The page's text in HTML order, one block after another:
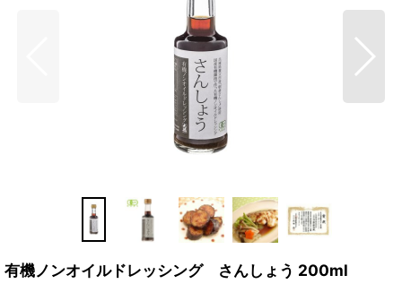
有機ノンオイルドレッシング さんしょう 200ml